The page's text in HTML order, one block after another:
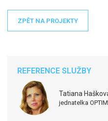
ZPĚT NA PROJEKTY
REFERENCE SLUŽBY
Tatiana
jednatelka